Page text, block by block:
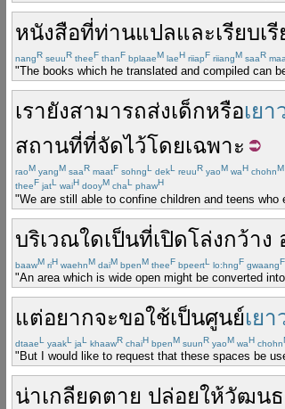
หนังสือที่ท่านแปลและเรียบเรี
nangR seuuR theeF thanF bplaaeM laeH riiapF riiangM saaR
"The books which he translated and compiled can
เรายังสามารถส่งเด็กหรือเย
สถานที่ที่จัดไว้โดยเฉพาะ
raoM yangM saaR maatF sohngL dekL reuuR yaoM waH chohnM
theeF jatL waiH dooyM chaL phawH
"We are still able to confine children and teens
บริเวณใดเป็นที่เปิดโล่งกว้าง
baawM riH waehnM daiM bpenM theeF bpeertL lo:hngF gwaangF
"An area which is wide open might be converted
แต่อยากจะขอใช้เป็นศูนย์เย
dtaaeL yaakL jaL khaawR chaiH bpenM suunR yaoM waH chohn
"But I would like to request that these spaces be
น่าเกลียดตาย ปล่อยให้วัฒนธ